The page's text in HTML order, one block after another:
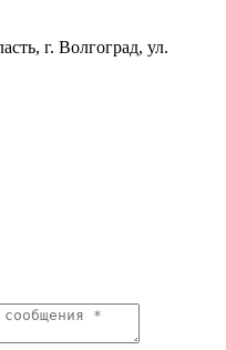
г. Волгоград, ул.